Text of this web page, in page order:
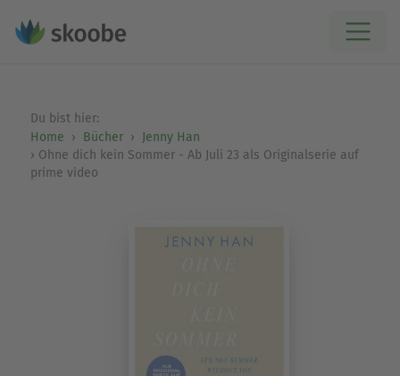
Du bist hier:
Home
Bücher
Jenny Han
Ohne dich kein Sommer - Ab Juli 23 als Originalserie auf
prime video